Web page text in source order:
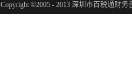
Copyright ©2005 - 2013 深圳市百税通财务